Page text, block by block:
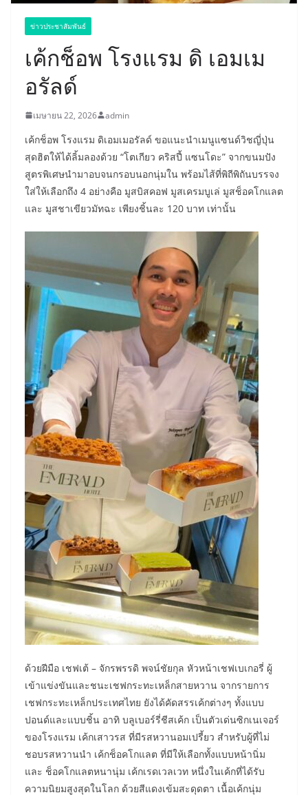
ข่าวประชาสัมพันธ์
เค้กช็อพ โรงแรม ดิ เอมเม
อรัลด์
เมษายน 22, 2026 admin
เค้กช็อพ โรงแรม ดิเอมเมอรัลด์ ขอแนะนำเมนูแซนด์วิชญี่ปุ่น
สุดฮิตให้ได้ลิ้มลองด้วย “โตเกียว คริสปี้ แซนโดะ” จากขนมปัง
สูตรพิเศษนำมาอบจนกรอบนอกนุ่มใน พร้อมไส้ที่พิถีพิถันบรรจง
ใส่ให้เลือกถึง 4 อย่างคือ มูสบิสคอฟ มูสเครมบูเล่ มูสช็อคโกแลต
และ มูสชาเขียวมัทฉะ เพียงชิ้นละ 120 บาท เท่านั้น
ด้วยฝีมือ เชฟเต้ – จักรพรรดิ พจน์ชัยกุล หัวหน้าเชฟเบเกอรี่ ผู้
เข้าแข่งขันและชนะเชฟกระทะเหล็กสายหวาน จากรายการ
เชฟกระทะเหล็กประเทศไทย ยังได้คัดสรรเค้กต่างๆ ทั้งแบบ
ปอนด์และแบบชิ้น อาทิ บลูเบอร์รี่ชีสเค้ก เป็นตัวเด่นซิกเนเจอร์
ของโรงแรม เค้กเสาวรส ที่มีรสหวานอมเปรี้ยว สำหรับผู้ที่ไม่
ชอบรสหวานนำ เค้กช็อคโกแลต ที่มีให้เลือกทั้งแบบหน้านิ่ม
และ ช็อคโกแลตหนานุ่ม เค้กเรดเวลเวท หนึ่งในเค้กที่ได้รับ
ความนิยมสูงสุดในโลก ด้วยสีแดงเข้มสะดุดตา เนื้อเค้กนุ่ม